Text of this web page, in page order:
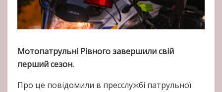
Мотопатрульні Рівного завершили свій
перший сезон.
Про це повідомили в пресслужбі патрульної